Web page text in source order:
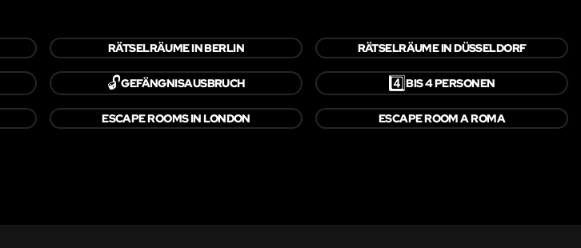
RÄTSELRÄUME IN BERLIN RÄTSELRÄUME IN DÜSSELDORF
🔓GEFÄNGNISAUSBRUCH 4️⃣BIS 4 PERSONEN
ESCAPE ROOMS IN LONDON ESCAPE ROOM A ROMA